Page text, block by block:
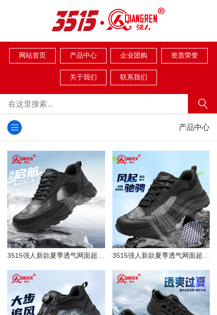
网站首页 产品中心 企业团购 资质荣誉
关于我们 联系我们
产品中心
3515强人新款夏季透气网面超轻耐磨防刺穿登山鞋25QRH511-012L 3515强人新款夏季透气网面超轻耐磨防刺穿登山鞋25QRH511-019L